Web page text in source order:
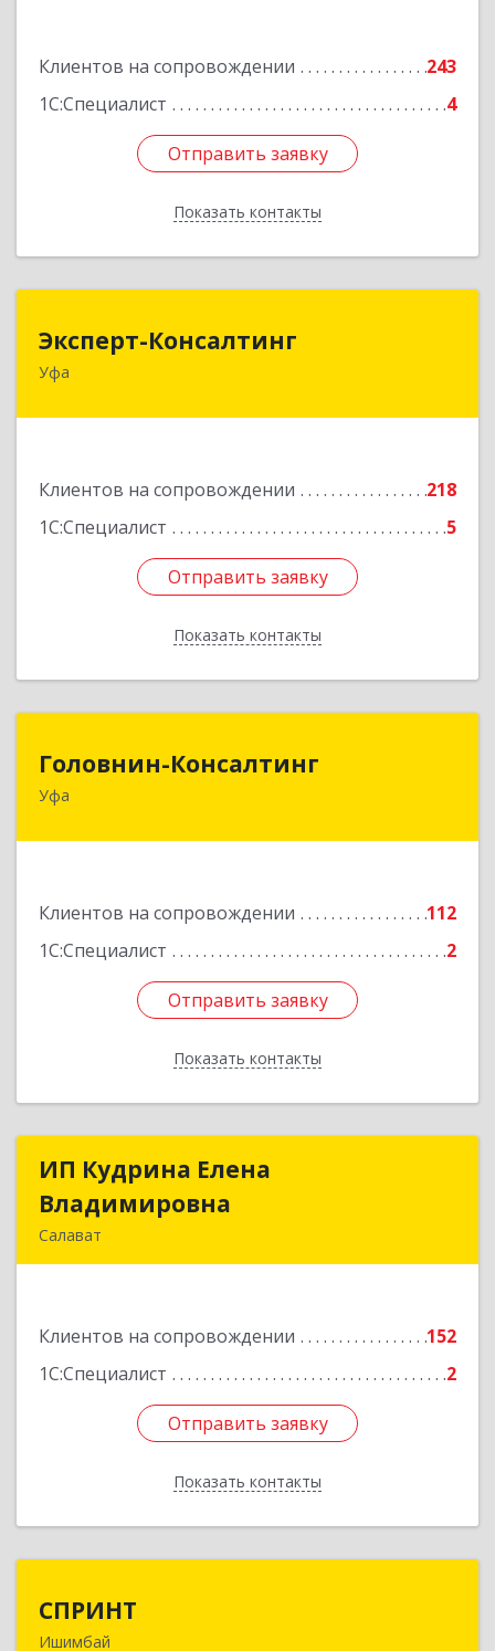
Клиентов на сопровождении
243
1С:Специалист
4
Отправить заявку
Показать контакты
Отправить заявку
Назад
Эксперт-Консалтинг
Уфа
Клиентов на сопровождении
218
1С:Специалист
5
Отправить заявку
Показать контакты
450059, Башкортостан Респ, Уфимский р-н, Уфа
Отправить заявку
Назад
Головнин-Консалтинг
Уфа
Клиентов на сопровождении
112
1С:Специалист
2
Отправить заявку
Показать контакты
450006, Башкортостан Респ, Уфа г, Ленина ул,
Отправить заявку
Назад
ИП Кудрина Елена
Владимировна
Салават
Клиентов на сопровождении
152
1С:Специалист
2
Отправить заявку
Показать контакты
ИП Кудрина Елена
Подробнее
Отправить заявку
Назад
СПРИНТ
Ишимбай
453201, Башкортостан Респ, Ишимбайский р-н,